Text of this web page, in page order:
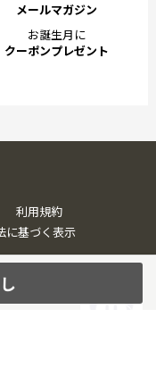
メールマガジン
お誕生月に
クーポンプレゼント
利用規約
に基づく表示